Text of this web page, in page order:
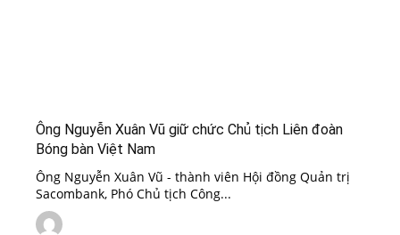
Ông Nguyễn Xuân Vũ giữ chức Chủ tịch Liên đoàn
Bóng bàn Việt Nam
Ông Nguyễn Xuân Vũ - thành viên Hội đồng Quản trị
Sacombank, Phó Chủ tịch Công...